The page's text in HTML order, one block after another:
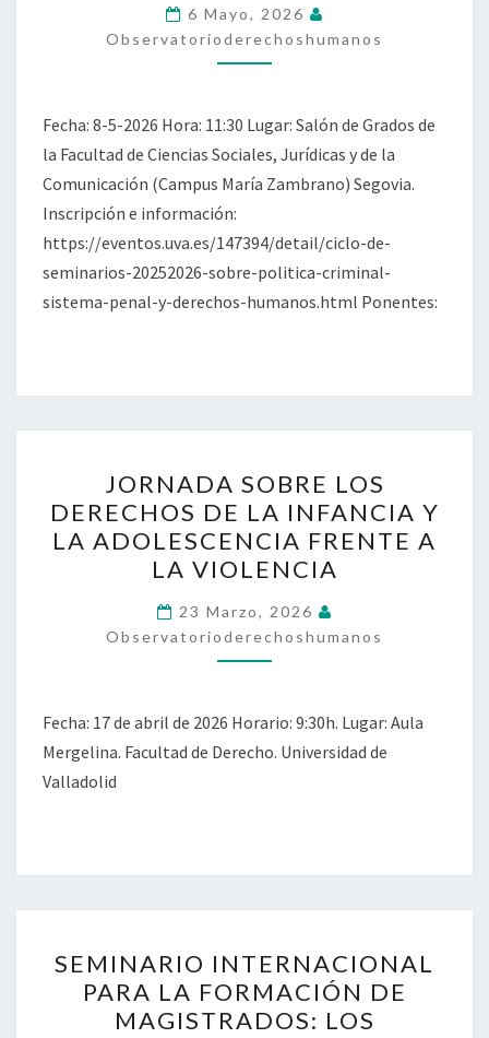
PENAL.
2025/2026.
PRESENTE
Y
FUTURO
DERECHO
PENAL
ECONÓMICO:
PROHIBICIÓN
E
ARTIFICIAL.
6 Mayo, 2026
Observatorioderechoshumanos
Fecha: 8-5-2026 Hora: 11:30 Lugar: Salón de Grados de
la Facultad de Ciencias Sociales, Jurídicas y de la
Comunicación (Campus María Zambrano) Segovia.
Inscripción e información:
https://eventos.uva.es/147394/detail/ciclo-de-
seminarios-20252026-sobre-politica-criminal-
sistema-penal-y-derechos-humanos.html Ponentes:
SOBRE
LOS
DERECHOS
DE
LA
INFANCIA
Y
ADOLESCENCIA
FRENTE
JORNADA SOBRE LOS
DERECHOS DE LA INFANCIA Y
LA ADOLESCENCIA FRENTE A
LA VIOLENCIA
23 Marzo, 2026
Observatorioderechoshumanos
Fecha: 17 de abril de 2026 Horario: 9:30h. Lugar: Aula
Mergelina. Facultad de Derecho. Universidad de
Valladolid
INTERNACIONAL
PARA
LA
SEMINARIO INTERNACIONAL
PARA LA FORMACIÓN DE
MAGISTRADOS: LOS